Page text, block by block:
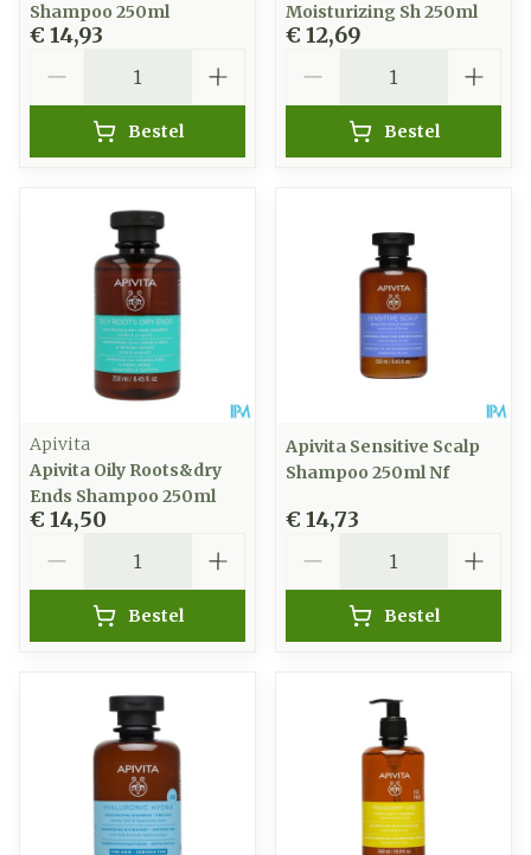
Shampoo 250ml
€ 14,93
Bestel
Moisturizing Sh 250ml
€ 12,69
Bestel
Apivita
Apivita Oily Roots&dry
Ends Shampoo 250ml
€ 14,50
Bestel
Apivita Sensitive Scalp
Shampoo 250ml Nf
€ 14,73
Bestel